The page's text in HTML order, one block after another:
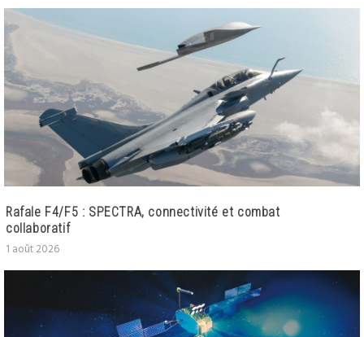
Rafale F4/F5 : SPECTRA, connectivité et combat
collaboratif
1 août 2026